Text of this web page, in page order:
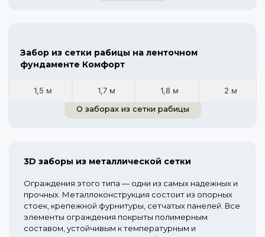
Забор из сетки рабицы на ленточном
фундаменте Комфорт
1,5 м 1,7 м 1,8 м
2 м
О заборах из сетки рабицы
3D заборы из металлической сетки
Ограждения этого типа — одни из самых надежных и
прочных. Металлоконструкция состоит из опорных
стоек, крепежной фурнитуры, сетчатых панелей. Все
элементы ограждения покрыты полимерным
составом, устойчивым к температурным и